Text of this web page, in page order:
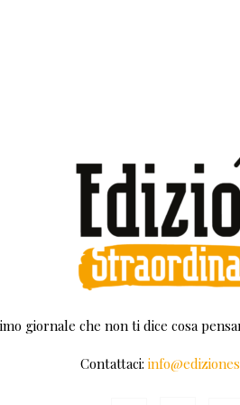
giornale che non ti dice cosa
Contattaci: